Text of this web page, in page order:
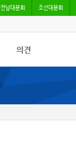
전남대분회 조선대분회
의견